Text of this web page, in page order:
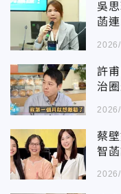
吳
菡
許
治
蔡
智